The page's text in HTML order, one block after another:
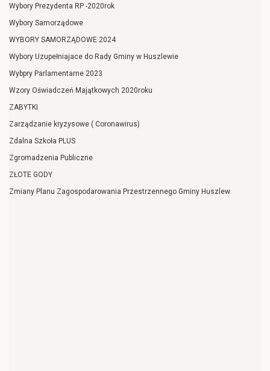
Wybory Prezydenta RP -2020rok
Wybory Samorządowe
WYBORY SAMORZĄDOWE 2024
Wybory Uzupełniajace do Rady Gminy w Huszlewie
Wybpry Parlamentarne 2023
Wzory Oświadczeń Majątkowych 2020roku
ZABYTKI
Zarządzanie kryzysowe ( Coronawirus)
Zdalna Szkoła PLUS
Zgromadzenia Publiczne
ZŁOTE GODY
Zmiany Planu Zagospodarowania Przestrzennego Gminy Huszlew